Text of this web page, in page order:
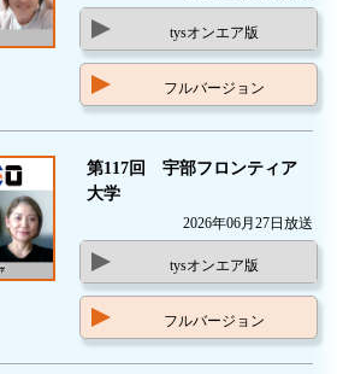
tysオンエア版
フルバージョン
第117回 宇部フロンティア
大学
2026年06月27日放送
tysオンエア版
フルバージョン